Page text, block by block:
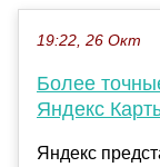
19:22, 26 Окт
Более
Яндекс
Яндекс